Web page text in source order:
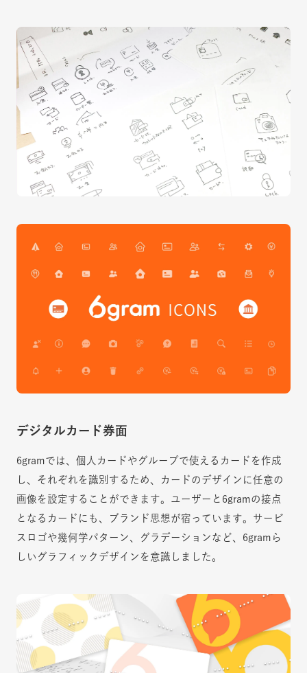
デジタルカード券面
6gramでは、個人カードやグループで使えるカードを作成
し、それぞれを識別するため、カードのデザインに任意の
画像を設定することができます。ユーザーと6gramの接点
となるカードにも、ブランド思想が宿っています。サービ
スロゴや幾何学パターン、グラデーションなど、6gramら
しいグラフィックデザインを意識しました。